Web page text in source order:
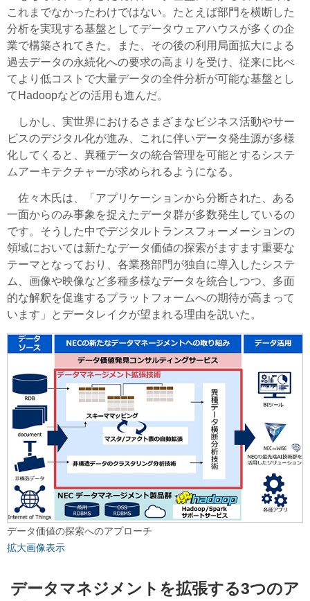
これまでなかったわけではない。たとえば部門を横断した
分析を実現する基盤としてデータウェアハウスが多くの企
業で構築されてきた。また、その後の利用局面拡大による
過去データの永続化への要求の高まりを受け、従来に比べ
てより低コストで大量データの全件分析が可能な基盤とし
てHadoopなどの活用も進んだ。
しかし、実世界におけるさまざまなビジネス活動やサー
ビスのデジタル化が進み、これに伴いデータ発生源が多様
化してくると、異種データの統合管理を可能とするシステ
ムアーキテクチャーが求められるようになる。
佐々木氏は、「アプリケーションから分断された、ある
一面からのみ事象を捉えたデータ群が多数発生しているの
です。そうした中でデジタルトランスフォーメーションの
領域においては新たなデータ価値の探索がますます重要な
テーマとなっており、各業務部門が独自に導入したシステ
ム、画像や映像など多種多様なデータを統合しつつ、多面
的な解釈を促進するプラットフォームへの期待が高まって
います」とデータレイクが望まれる理由を説いた。
データ価値の探索へのアプローチ
拡大画像表示
データマネジメントを拡張する3つのア